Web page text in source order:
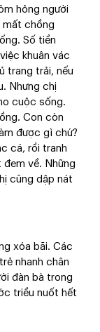
hỏng người
mất chồng
Số tiền
khuân vác
trang trải, nếu
Nhưng chị
cuộc sống.
Con còn
được gì chứ?
cá, rồi tranh
về. Những
cũng dập nát
xóa bãi. Các
nhanh chân
đàn bà trong
triều nuốt hết